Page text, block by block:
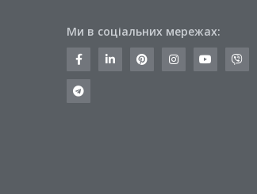
Ми в соціальних мережах: